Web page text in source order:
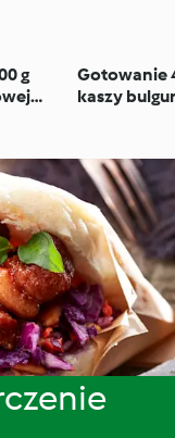
g
Gotowanie
kaszy